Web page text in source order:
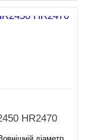
HR2470